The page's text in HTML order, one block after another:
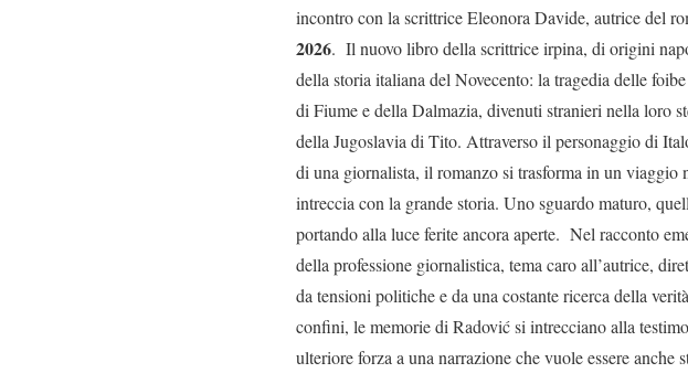
incontro con la scrittrice Eleonora Davide, autrice del
2026. Il nuovo libro della scrittrice irpina, di origini
della storia italiana del Novecento: la tragedia delle
di Fiume e della Dalmazia, divenuti stranieri nella loro
della Jugoslavia di Tito. Attraverso il personaggio di
di una giornalista, il romanzo si trasforma in un
intreccia con la grande storia. Uno sguardo maturo,
portando alla luce ferite ancora aperte. Nel racconto
della professione giornalistica, tema caro all’autrice,
da tensioni politiche e da una costante ricerca della
confini, le memorie di Radović si intrecciano alla
ulteriore forza a una narrazione che vuole essere